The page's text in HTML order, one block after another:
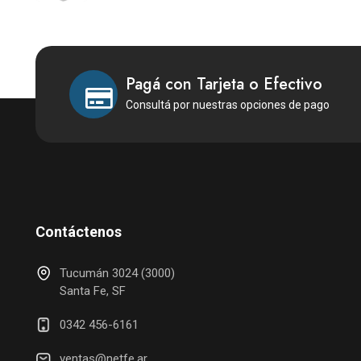
Pagá con Tarjeta o Efectivo
Consultá por nuestras opciones de pago
Contáctenos
Tucumán 3024 (3000)
Santa Fe, SF
0342 456-6161